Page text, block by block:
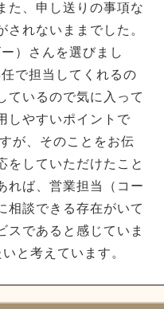
た、申し送りの事項な
れないままでした。
）さんを選びまし
で担当してくれるの
ているので気に入って
しやすいポイントで
が、そのことをお伝
をしていただけたこと
れば、営業担当（コー
相談できる存在がいて
スであると感じていま
と考えています。